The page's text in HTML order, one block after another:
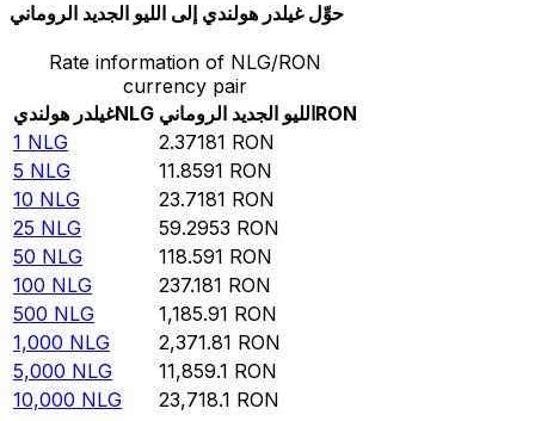
حوِّل غيلدر هولندي إلى الليو الجديد الروماني
Rate information of NLG/RON
currency pair
غيلدر هولنديNLG الليو الجديد الرومانيRON
1 NLG 2.37181 RON
5 NLG 11.8591 RON
10 NLG 23.7181 RON
25 NLG 59.2953 RON
50 NLG 118.591 RON
100 NLG 237.181 RON
500 NLG 1,185.91 RON
1,000 NLG 2,371.81 RON
5,000 NLG 11,859.1 RON
10,000 NLG 23,718.1 RON